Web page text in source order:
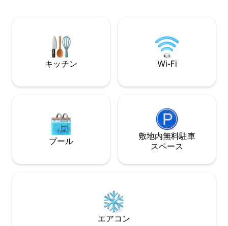
地のすぐ隣に、バ
木々に囲まれたプ
あります。車はす
キッチン Wi-Fi
プール
敷地内無料駐⁠車
ス⁠ペ⁠ー⁠ス
エアコン